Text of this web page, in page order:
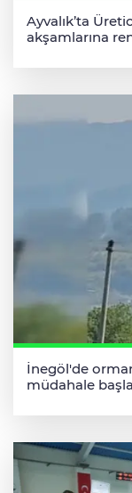
Ayvalık’ta
akşamlarına
İnegöl'de
müdahale